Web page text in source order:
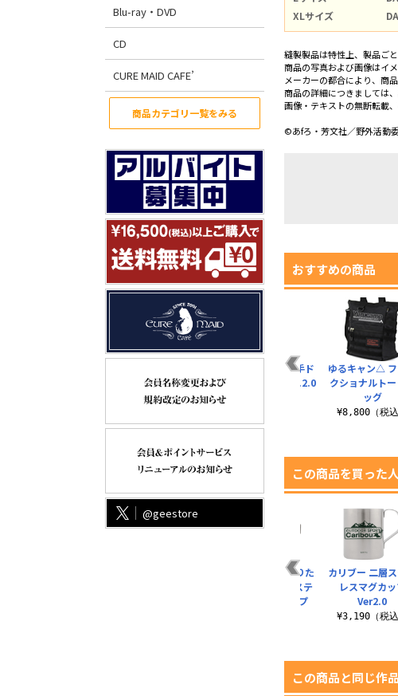
Blu-ray・DVD
CD
CURE MAID CAFE’
商品カテゴリ一覧をみる
@geestore
XLサイズ
縫製製品は特性上、製品ご
商品の写真および画像はイ
メーカーの都合により、商
商品の詳細につきましては
画像・テキストの無断転載
©あfろ・芳文社／野外活動
おすすめの商品
ー ジップパーカー
¥6,600（税込）
ゆるキャン△ 薄手ド
ライパーカー Ver.2.0
ゆるキャン△
クショナルト
ッグ
¥8,800（税込
この商品を買った
ゆるキャン△ 折りた
たみハンドル式ステ
ンレスマグカップ
カリブー 二層
レスマグカ
Ver2.0
¥3,190（税込
この商品と同じ作